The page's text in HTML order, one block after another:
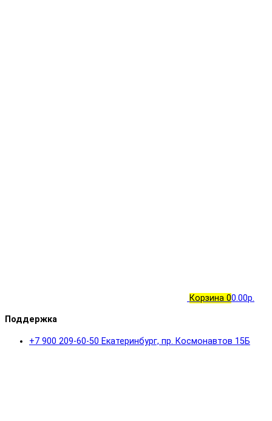
Корзина 00.00р.
Поддержка
+7 900 209-60-50 Екатеринбург, пр. Космонавтов 15Б